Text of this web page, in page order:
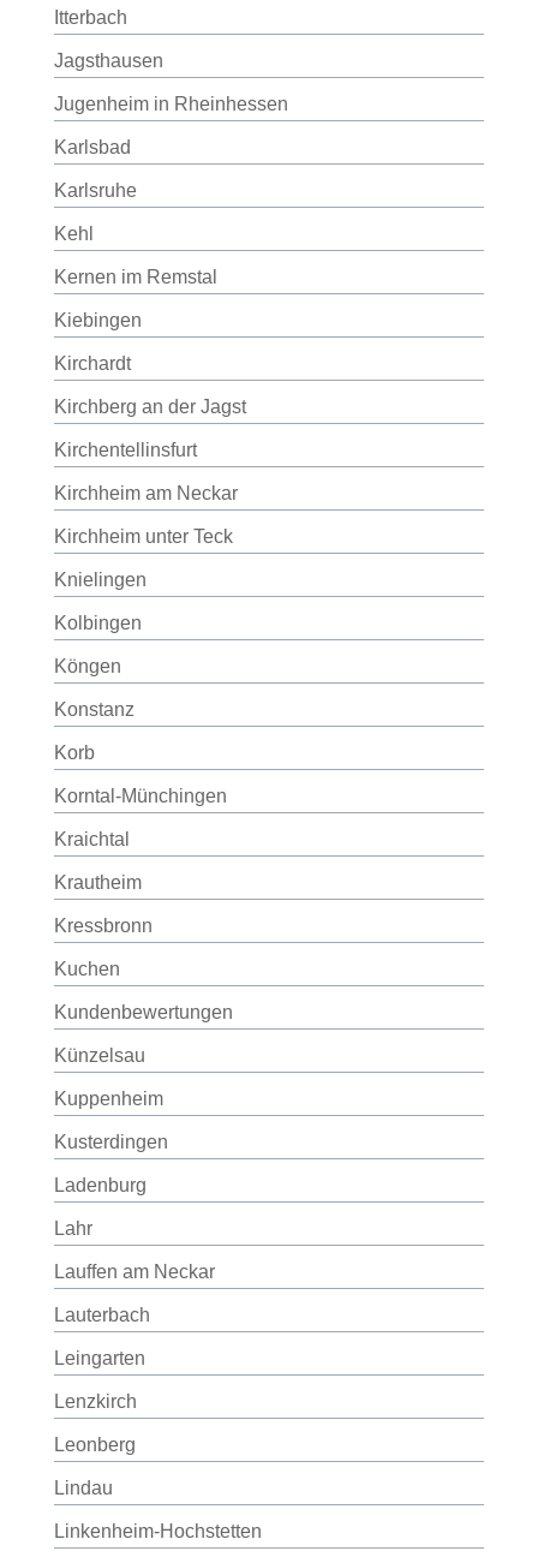
Itterbach
Jagsthausen
Jugenheim in Rheinhessen
Karlsbad
Karlsruhe
Kehl
Kernen im Remstal
Kiebingen
Kirchardt
Kirchberg an der Jagst
Kirchentellinsfurt
Kirchheim am Neckar
Kirchheim unter Teck
Knielingen
Kolbingen
Köngen
Konstanz
Korb
Korntal-Münchingen
Kraichtal
Krautheim
Kressbronn
Kuchen
Kundenbewertungen
Künzelsau
Kuppenheim
Kusterdingen
Ladenburg
Lahr
Lauffen am Neckar
Lauterbach
Leingarten
Lenzkirch
Leonberg
Lindau
Linkenheim-Hochstetten